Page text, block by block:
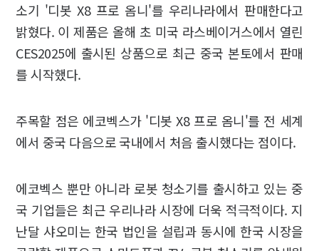
소기 '디봇 X8 프로 옴니'를 우리나라에서 판매한다고
밝혔다. 이 제품은 올해 초 미국 라스베이거스에서 열린
CES2025에 출시된 상품으로 최근 중국 본토에서 판매
를 시작했다.
주목할 점은 에코벡스가 '디봇 X8 프로 옴니'를 전 세계
에서 중국 다음으로 국내에서 처음 출시했다는 점이다.
에코벡스 뿐만 아니라 로봇 청소기를 출시하고 있는 중
국 기업들은 최근 우리나라 시장에 더욱 적극적이다. 지
난달 샤오미는 한국 법인을 설립과 동시에 한국 시장을